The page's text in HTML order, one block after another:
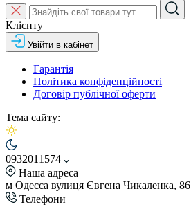
Клієнту
Увійти в кабінет
Гарантія
Політика конфіденційності
Договір публічної оферти
Тема сайту:
0932011574
Наша адреса
м Одесса вулиця Євгена Чикаленка, 86
Телефони